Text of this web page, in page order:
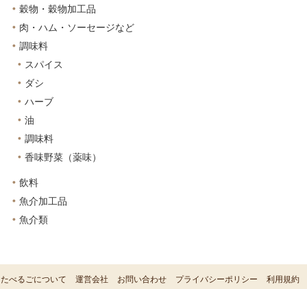
穀物・穀物加工品
肉・ハム・ソーセージなど
調味料
スパイス
ダシ
ハーブ
油
調味料
香味野菜（薬味）
飲料
魚介加工品
魚介類
たべるごについて 運営会社 お問い合わせ プライバシーポリシー 利用規約